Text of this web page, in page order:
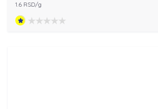
1.6 RSD/g